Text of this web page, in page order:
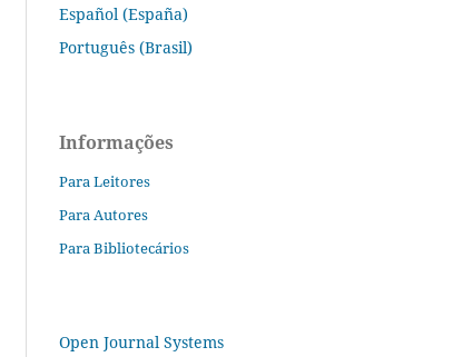
Español (España)
Português (Brasil)
Informações
Para Leitores
Para Autores
Para Bibliotecários
Open Journal Systems